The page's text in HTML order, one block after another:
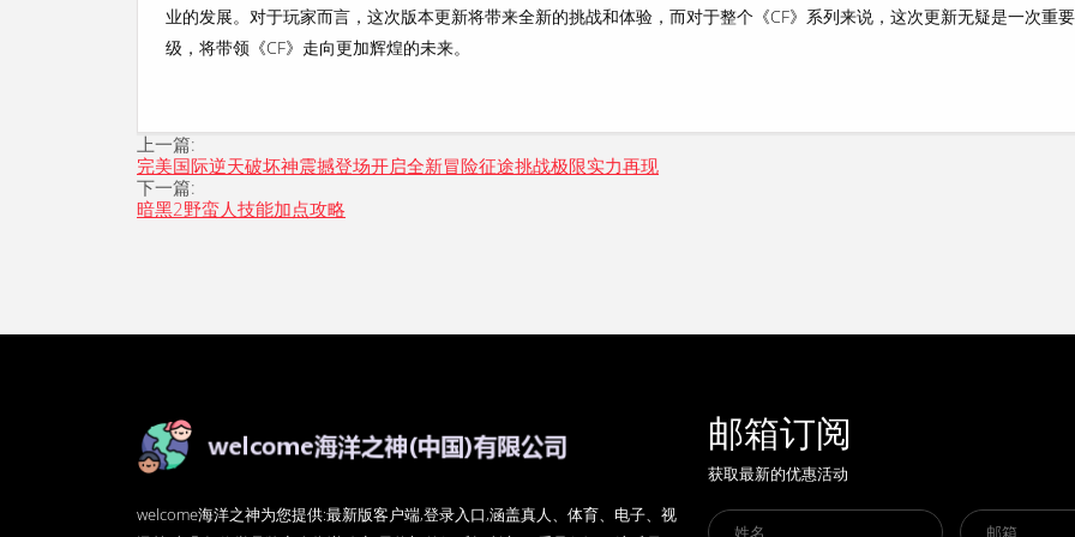
业的发展。对于玩家而言，这次版本更新将带来全新的挑战和体验，而对于整个《CF》系列来说，这次更新无疑是一次重
级，将带领《CF》走向更加辉煌的未来。
上一篇:
完美国际逆天破坏神震撼登场开启全新冒险征途挑战极限实力再现
下一篇:
暗黑2野蛮人技能加点攻略
welcome海洋之神为您提供:最新版客户端,登录入口,涵盖真人、体育、电子、视
邮箱订阅
获取最新的优惠活动